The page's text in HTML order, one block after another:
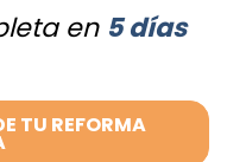
en 5 días
TU REFORMA